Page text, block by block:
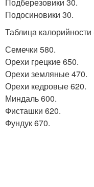
Подосиновики 30.
Таблица
Семечки 580.
Орехи грецкие 650.
Орехи земляные 470.
Орехи кедровые 620.
Миндаль 600.
Фисташки 620.
Фундук 670.